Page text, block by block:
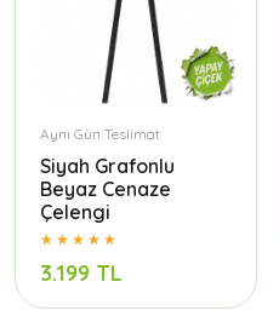
Aynı Gün Teslimat
Siyah Grafonlu
Beyaz Cenaze
Çelengi
3.199 TL